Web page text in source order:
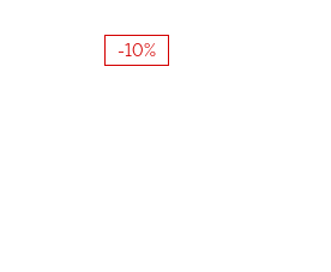
-10%